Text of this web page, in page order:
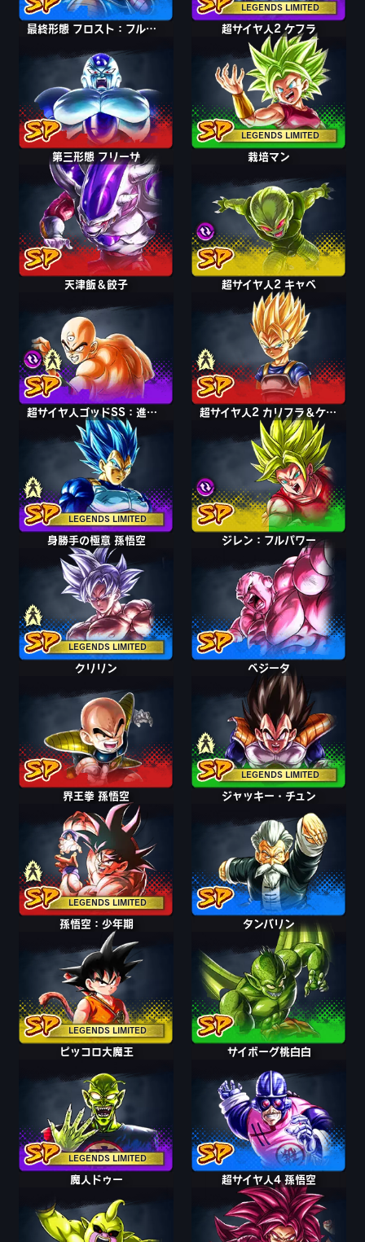
LEGENDS LIMITED
最終形態 フロスト：フルパワー
LEGENDS LIMITED
超サイヤ人2 ケフラ
第三形態 フリーザ ナッパ
栽培マン
天津飯＆餃子 超サイヤ人 キャベ
超サイヤ人2 キャベ
LEGENDS LIMITED
超サイヤ人ゴッドSS ベジータ
超サイヤ人ゴッドSS：進化 ベジータ 超サイヤ人2 カリフラ＆ケール
超サイヤ人2 カリフラ＆ケール
LEGENDS LIMITED
身勝手の極意"兆" 孫悟空
身勝手の極意 孫悟空 ジレン：フルパワー
クリリン
LEGENDS LIMITED
ベジータ
ベジータ
LEGENDS LIMITED
孫悟空
界王拳 孫悟空 ジャッキー・チュン
LEGENDS LIMITED
孫悟空：少年期 タンバリン
LEGENDS LIMITED
ピッコロ大魔王 サイボーグ桃白白
魔人ドゥー 超サイヤ人4 孫悟空